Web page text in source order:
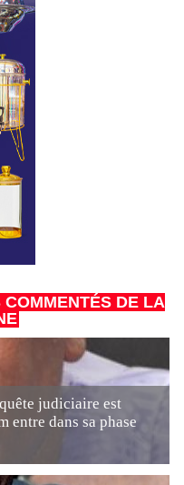
DE LA
judiciaire est
entre dans sa phase